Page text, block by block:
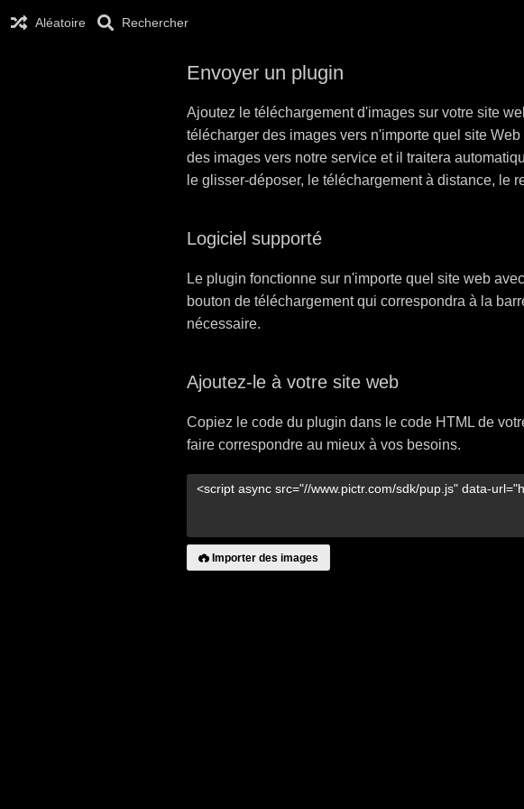
Aléatoire Rechercher
Envoyer un plugin
Ajoutez le téléchargement d'images sur votre site
télécharger des images vers n'importe quel site
des images vers notre service et il traitera
le glisser-déposer, le téléchargement à distance, le
Logiciel supporté
Le plugin fonctionne sur n'importe quel site web
bouton de téléchargement qui correspondra à la
nécessaire.
Ajoutez-le à votre site web
Copiez le code du plugin dans le code HTML de
faire correspondre au mieux à vos besoins.
Importer des images